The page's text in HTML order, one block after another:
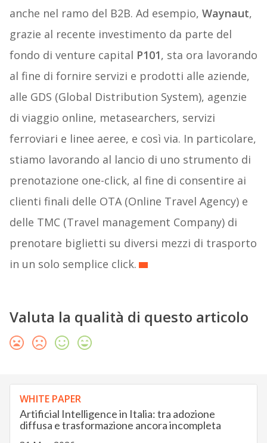
anche nel ramo del B2B. Ad esempio, Waynaut,
grazie al recente investimento da parte del
fondo di venture capital P101, sta ora lavorando
al fine di fornire servizi e prodotti alle aziende,
alle GDS (Global Distribution System), agenzie
di viaggio online, metasearchers, servizi
ferroviari e linee aeree, e così via. In particolare,
stiamo lavorando al lancio di uno strumento di
prenotazione one-click, al fine di consentire ai
clienti finali delle OTA (Online Travel Agency) e
delle TMC (Travel management Company) di
prenotare biglietti su diversi mezzi di trasporto
in un solo semplice click.
Valuta la qualità di questo articolo
WHITE PAPER
Artificial Intelligence in Italia: tra adozione
diffusa e trasformazione ancora incompleta